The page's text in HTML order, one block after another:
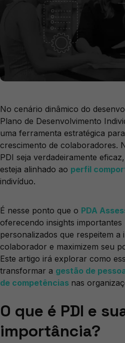
No cenário dinâmico do
Plano de Desenvolvimento
uma ferramenta estratégica
crescimento de colaboradores.
PDI seja verdadeiramente
esteja alinhado ao perfil
indivíduo.
É nesse ponto que o PDA
oferecendo insights
personalizados que respeitem a
colaborador e maximizem seu
Este artigo irá explorar como
transformar a gestão de
de competências nas
O que é PDI e
importância?